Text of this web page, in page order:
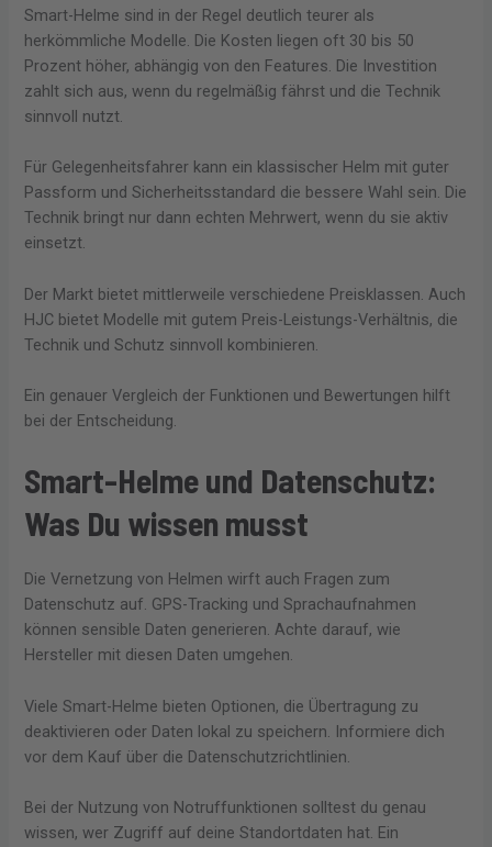
Smart-Helme sind in der Regel deutlich teurer als
herkömmliche Modelle. Die Kosten liegen oft 30 bis 50
Prozent höher, abhängig von den Features. Die Investition
zahlt sich aus, wenn du regelmäßig fährst und die Technik
sinnvoll nutzt.
Für Gelegenheitsfahrer kann ein klassischer Helm mit guter
Passform und Sicherheitsstandard die bessere Wahl sein. Die
Technik bringt nur dann echten Mehrwert, wenn du sie aktiv
einsetzt.
Der Markt bietet mittlerweile verschiedene Preisklassen. Auch
HJC bietet Modelle mit gutem Preis-Leistungs-Verhältnis, die
Technik und Schutz sinnvoll kombinieren.
Ein genauer Vergleich der Funktionen und Bewertungen hilft
bei der Entscheidung.
Smart-Helme und Datenschutz:
Was Du wissen musst
Die Vernetzung von Helmen wirft auch Fragen zum
Datenschutz auf. GPS-Tracking und Sprachaufnahmen
können sensible Daten generieren. Achte darauf, wie
Hersteller mit diesen Daten umgehen.
Viele Smart-Helme bieten Optionen, die Übertragung zu
deaktivieren oder Daten lokal zu speichern. Informiere dich
vor dem Kauf über die Datenschutzrichtlinien.
Bei der Nutzung von Notruffunktionen solltest du genau
wissen, wer Zugriff auf deine Standortdaten hat. Ein